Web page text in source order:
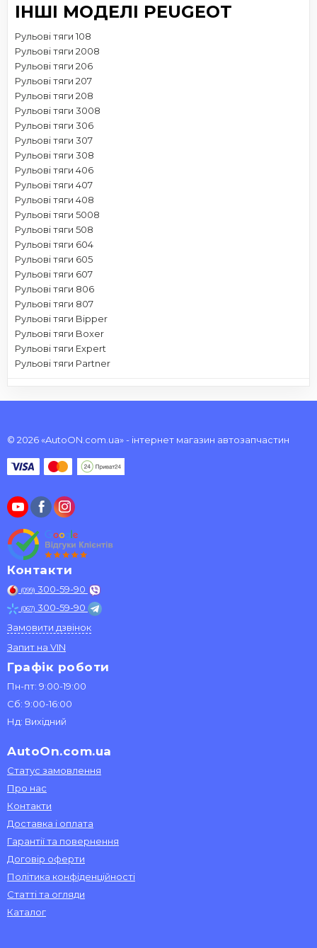
ІНШІ МОДЕЛІ PEUGEOT
Рульові тяги 108
Рульові тяги 2008
Рульові тяги 206
Рульові тяги 207
Рульові тяги 208
Рульові тяги 3008
Рульові тяги 306
Рульові тяги 307
Рульові тяги 308
Рульові тяги 406
Рульові тяги 407
Рульові тяги 408
Рульові тяги 5008
Рульові тяги 508
Рульові тяги 604
Рульові тяги 605
Рульові тяги 607
Рульові тяги 806
Рульові тяги 807
Рульові тяги Bipper
Рульові тяги Boxer
Рульові тяги Expert
Рульові тяги Partner
© 2026 «AutoON.com.ua» - інтернет магазин автозапчастин
Контакти
(099) 300-59-90
(067) 300-59-90
Замовити дзвінок
Запит на VIN
Графік роботи
Пн-пт: 9:00-19:00
Сб: 9:00-16:00
Нд: Вихідний
AutoOn.com.ua
Статус замовлення
Про нас
Контакти
Доставка і оплата
Гарантії та повернення
Договір оферти
Політика конфіденційності
Статті та огляди
Каталог